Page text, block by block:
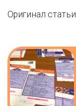
Оригинал